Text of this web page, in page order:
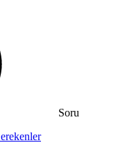
Soru